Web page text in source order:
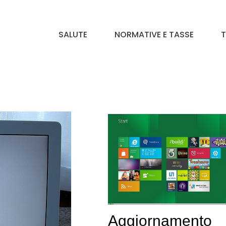
SALUTE NORMATIVE E TASSE
Aggiornamento